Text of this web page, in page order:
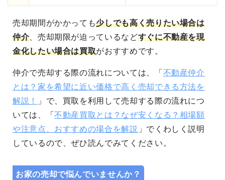
売却期間がかかっても少しでも高く売りたい場合は
仲介、売却期限が迫っているなどすぐに不動産を現
金化したい場合は買取がおすすめです。
仲介で売却する際の流れについては、「 不動産仲介
とは？家を希望に近い価格で高く売却できる方法を
解説！
」で、 買取を利用して売却する際の流れにつ
いては、「不動産買取とは？なぜ安くなる？相場額
や注意点、おすすめの場合を解説 」でくわしく説明
しているので、ぜひ読んでみてください。
お家の売却で悩んでいませんか？